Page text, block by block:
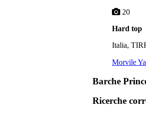
20
Hard top
Italia,
Morvile
Barche
Ricerche